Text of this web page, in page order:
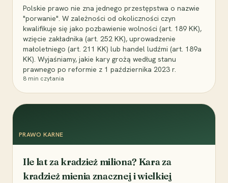
Polskie prawo nie zna jednego przestępstwa o nazwie
"porwanie". W zależności od okoliczności czyn
kwalifikuje się jako pozbawienie wolności (art. 189 KK),
wzięcie zakładnika (art. 252 KK), uprowadzenie
małoletniego (art. 211 KK) lub handel ludźmi (art. 189a
KK). Wyjaśniamy, jakie kary grożą według stanu
prawnego po reformie z 1 października 2023 r.
8 min czytania
PRAWO KARNE
Ile lat za kradzież miliona? Kara za
kradzież mienia znacznej i wielkiej